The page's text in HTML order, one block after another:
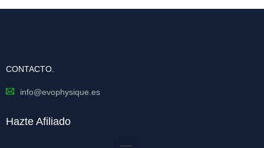
CONTACTO.
info@evophysique.es
Hazte Afiliado